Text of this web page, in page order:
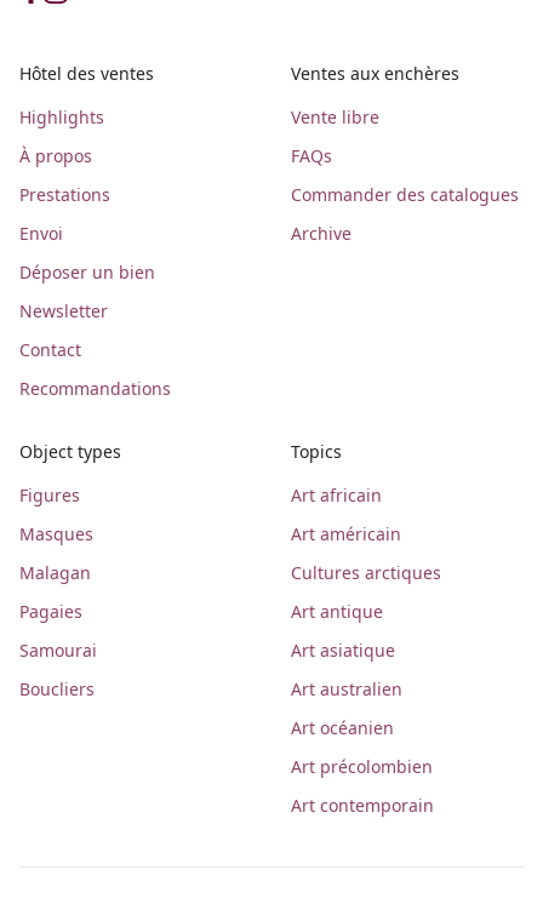
Hôtel des ventes
Highlights
À propos
Prestations
Envoi
Déposer un bien
Newsletter
Contact
Recommandations
Ventes aux enchères
Vente libre
FAQs
Commander des catalogues
Archive
Object types
Figures
Masques
Malagan
Pagaies
Samourai
Boucliers
Topics
Art africain
Art américain
Cultures arctiques
Art antique
Art asiatique
Art australien
Art océanien
Art précolombien
Art contemporain